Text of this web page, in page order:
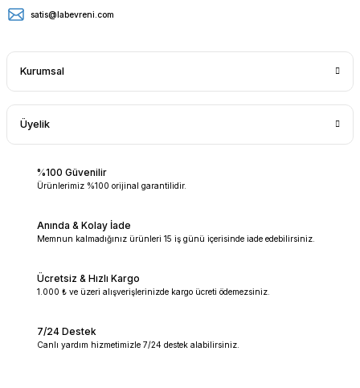
satis@labevreni.com
Kurumsal
Üyelik
%100 Güvenilir
Ürünlerimiz %100 orijinal garantilidir.
Anında & Kolay İade
Memnun kalmadığınız ürünleri 15 iş günü içerisinde iade edebilirsiniz.
Ücretsiz & Hızlı Kargo
1.000 ₺ ve üzeri alışverişlerinizde kargo ücreti ödemezsiniz.
7/24 Destek
Canlı yardım hizmetimizle 7/24 destek alabilirsiniz.